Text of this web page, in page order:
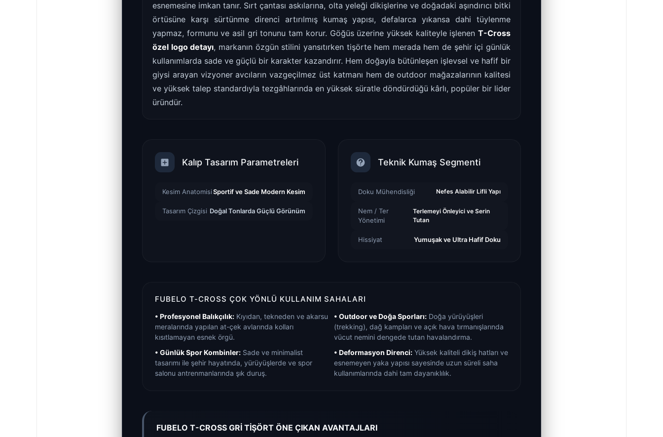
esnemesine imkan tanır. Sırt çantası askılarına, olta yeleği dikişlerine ve doğadaki aşındırıcı bitki
örtüsüne karşı sürtünme direnci artırılmış kumaş yapısı, defalarca yıkansa dahi tüylenme
yapmaz, formunu ve asil gri tonunu tam korur. Göğüs üzerine yüksek kaliteyle işlenen T-Cross
özel logo detayı, markanın özgün stilini yansıtırken tişörte hem merada hem de şehir içi günlük
kullanımlarda sade ve güçlü bir karakter kazandırır. Hem doğayla bütünleşen işlevsel ve hafif bir
giysi arayan vizyoner avcıların vazgeçilmez üst katmanı hem de outdoor mağazalarının kalitesi
ve yüksek talep standardıyla tezgâhlarında en yüksek süratle döndürdüğü kârlı, popüler bir lider
üründür.
Kalıp Tasarım Parametreleri
Kesim AnatomisiSportif ve Sade Modern Kesim
Tasarım Çizgisi Doğal Tonlarda Güçlü Görünüm
Teknik Kumaş Segmenti
Doku Mühendisliği Nefes Alabilir Lifli Yapı
Nem / Ter
Yönetimi
Terlemeyi Önleyici ve Serin
Tutan
Hissiyat Yumuşak ve Ultra Hafif Doku
FUBELO T-CROSS ÇOK YÖNLÜ KULLANIM SAHALARI
• Profesyonel Balıkçılık: Kıyıdan, tekneden ve akarsu
meralarında yapılan at-çek avlarında kolları
kısıtlamayan esnek örgü.
• Outdoor ve Doğa Sporları: Doğa yürüyüşleri
(trekking), dağ kampları ve açık hava tırmanışlarında
vücut nemini dengede tutan havalandırma.
• Günlük Spor Kombinler: Sade ve minimalist
tasarımı ile şehir hayatında, yürüyüşlerde ve spor
salonu antrenmanlarında şık duruş.
• Deformasyon Direnci: Yüksek kaliteli dikiş hatları ve
esnemeyen yaka yapısı sayesinde uzun süreli saha
kullanımlarında dahi tam dayanıklılık.
FUBELO T-CROSS GRİ TİŞÖRT ÖNE ÇIKAN AVANTAJLARI